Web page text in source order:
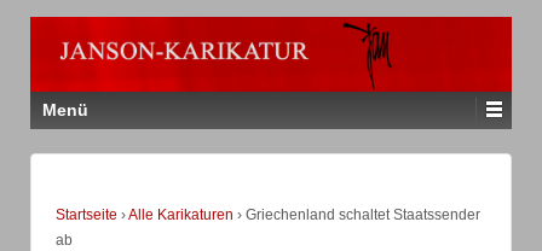
Menü
Startseite ›Alle Karikaturen › Griechenland schaltet Staatssender
ab